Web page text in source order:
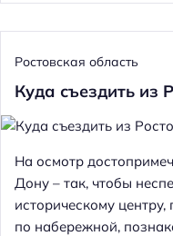
Ростовская область
Куда съездить из
На осмотр
Дону – так, чтобы
историческому центру,
по набережной,